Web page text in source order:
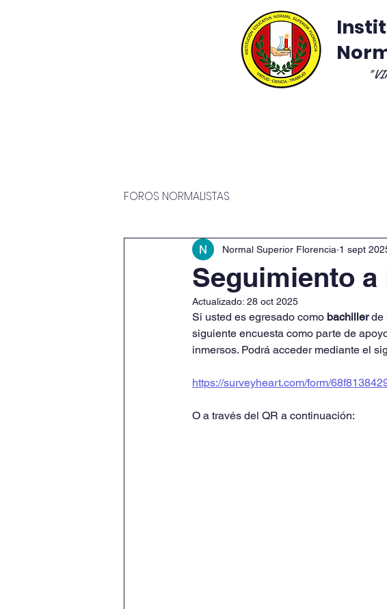
"
FOROS NORMALISTAS
Seguimiento a
Normal Superior Florencia 1 sept
Actualizado: 28 oct 2025
Si usted es egresado como bachiller de
siguiente encuesta como parte de
inmersos. Podrá acceder mediante el
https://surveyheart.com/form/
O a través del QR a continuación: